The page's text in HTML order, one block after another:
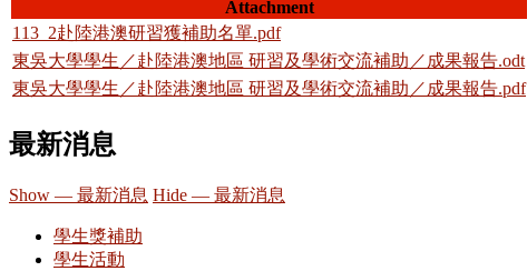
Attachment
113_2赴陸港澳研習獲補助名單.pdf
東吳大學學生／赴陸港澳地區 研習及學術交流補助／成果報告.odt
東吳大學學生／赴陸港澳地區 研習及學術交流補助／成果報告.pdf
最新消息
Show — 最新消息 Hide — 最新消息
學生獎補助
學生活動